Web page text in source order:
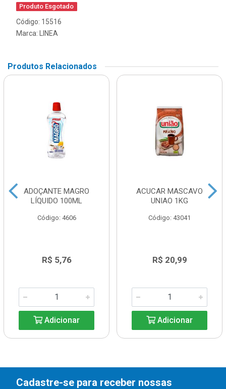
Produto Esgotado
Código: 15516
Marca:
LINEA
Produtos Relacionados
ADOÇANTE MAGRO
LÍQUIDO 100ML
Código: 4606
R$ 5,76
Adicionar
ACUCAR MASCAVO
UNIAO 1KG
Código: 43041
R$ 20,99
Adicionar
Cadastre-se para receber nossas